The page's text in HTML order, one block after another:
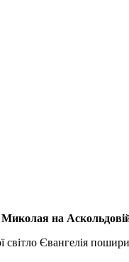
Миколая на
світло Євангелія